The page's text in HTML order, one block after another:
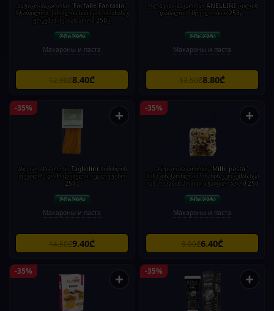
ანტიკო-მაკარონი "Farfalle Fantasia"
სტაფილოს,ჭარხლის,წიწაკის,ისპანახ,კ
ურკუმას,სეპიას არომ.250გ
Макароны и паста
12.90₾8.40₾
ფლავისი-მაკარონი ANELLINI ცილის
დაბალი შემცველობით 250გ.
Макароны и паста
13.50₾8.80₾
-35% +
ანტიკო-მაკარონი Tagliolini სიმინდის
ფქვილზე დამზადებული , უგლუტენო
250გ
Макароны и паста
14.50₾9.40₾
-35% +
ანტიკო-მაკარონი "Mille pasta"
წიწაკის,ჭარხლ,ისპანახის,კურკუმას,სეპ
იას,რეჰანის,პომიდ,სტაფილ.არომ.250
Макароны и паста
9.90₾6.40₾
-35% + -35% +